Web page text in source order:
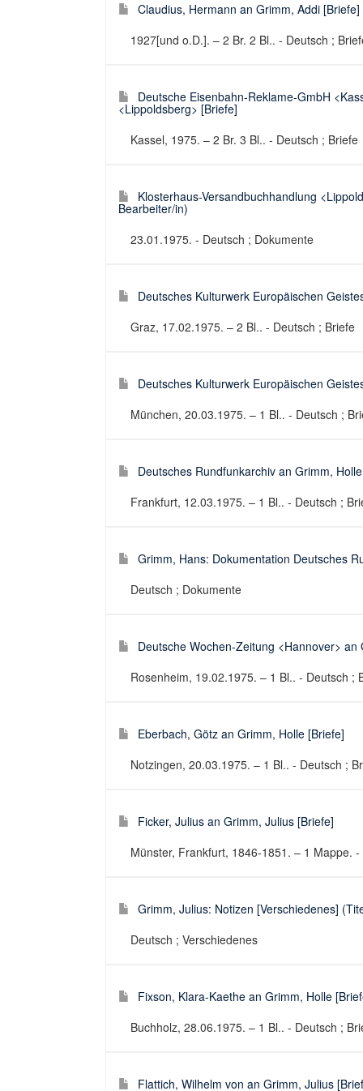
Claudius, Hermann an Grimm, Addi [Briefe]
1927[und o.D.]. – 2 Br. 2 Bl.. - Deutsch ;
Deutsche Eisenbahn-Reklame-GmbH
<Lippoldsberg> [Briefe]
Kassel, 1975. – 2 Br. 3 Bl.. - Deutsch ; Briefe
Klosterhaus-Versandbuchhandlung
Bearbeiter/in)
23.01.1975. - Deutsch ; Dokumente
Deutsches Kulturwerk Europäischen
Graz, 17.02.1975. – 2 Bl.. - Deutsch ; Briefe
Deutsches Kulturwerk Europäischen
München, 20.03.1975. – 1 Bl.. - Deutsch ;
Deutsches Rundfunkarchiv an Grimm,
Frankfurt, 12.03.1975. – 1 Bl.. - Deutsch ;
Grimm, Hans: Dokumentation Deutsches
Deutsch ; Dokumente
Deutsche Wochen-Zeitung <Hannover> an
Rosenheim, 19.02.1975. – 1 Bl.. - Deutsch ;
Eberbach, Götz an Grimm, Holle [Briefe]
Notzingen, 20.03.1975. – 1 Bl.. - Deutsch ;
Ficker, Julius an Grimm, Julius [Briefe]
Münster, Frankfurt, 1846-1851. – 1 Mappe.
Grimm, Julius: Notizen [Verschiedenes]
Deutsch ; Verschiedenes
Fixson, Klara-Kaethe an Grimm, Holle
Buchholz, 28.06.1975. – 1 Bl.. - Deutsch ;
Flattich, Wilhelm von an Grimm, Julius